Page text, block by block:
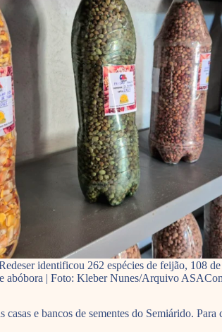
identificou 262 espécies de feijão, 108
abóbora | Foto: Kleber Nunes/Arquivo
e bancos de sementes do Semiárido.